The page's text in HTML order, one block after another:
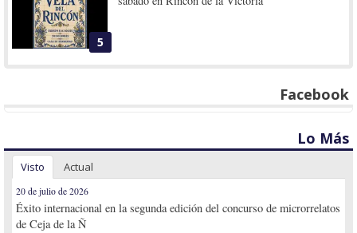
5
Facebook
Lo Más
Visto Actual
20 de julio de 2026
Éxito internacional en la segunda edición del concurso de microrrelatos
de Ceja de la Ñ